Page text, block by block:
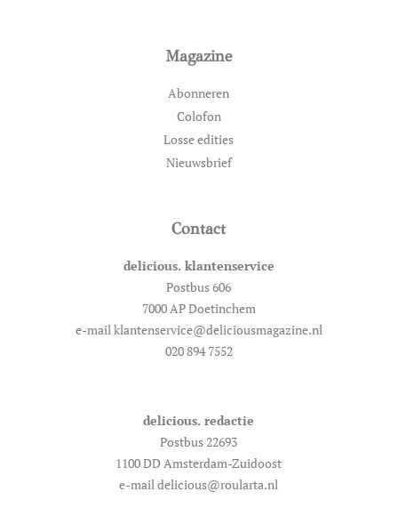
Magazine
Abonneren
Colofon
Losse edities
Nieuwsbrief
Contact
delicious. klantenservice
Postbus 606
7000 AP Doetinchem
e-mail klantenservice@deliciousmagazine.nl
020 894 7552
delicious. redactie
Postbus 22693
1100 DD Amsterdam-Zuidoost
e-mail delicious@roularta.nl